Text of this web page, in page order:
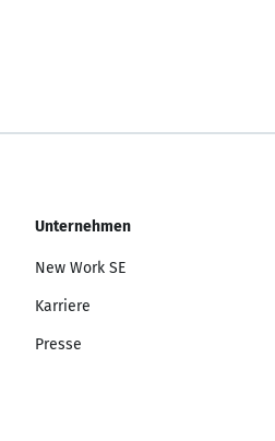
Unternehmen
New Work SE
Karriere
Presse